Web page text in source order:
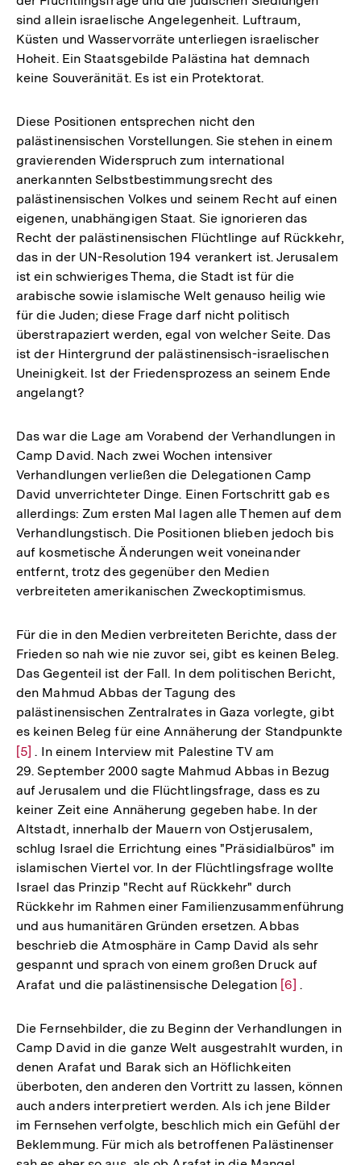
sind allein israelische Angelegenheit. Luftraum,
Küsten und Wasservorräte unterliegen israelischer
Hoheit. Ein Staatsgebilde Palästina hat demnach
keine Souveränität. Es ist ein Protektorat.
Diese Positionen entsprechen nicht den
palästinensischen Vorstellungen. Sie stehen in einem
gravierenden Widerspruch zum international
anerkannten Selbstbestimmungsrecht des
palästinensischen Volkes und seinem Recht auf einen
eigenen, unabhängigen Staat. Sie ignorieren das
Recht der palästinensischen Flüchtlinge auf Rückkehr,
das in der UN-Resolution 194 verankert ist. Jerusalem
ist ein schwieriges Thema, die Stadt ist für die
arabische sowie islamische Welt genauso heilig wie
für die Juden; diese Frage darf nicht politisch
überstrapaziert werden, egal von welcher Seite. Das
ist der Hintergrund der palästinensisch-israelischen
Uneinigkeit. Ist der Friedensprozess an seinem Ende
angelangt?
Das war die Lage am Vorabend der Verhandlungen in
Camp David. Nach zwei Wochen intensiver
Verhandlungen verließen die Delegationen Camp
David unverrichteter Dinge. Einen Fortschritt gab es
allerdings: Zum ersten Mal lagen alle Themen auf dem
Verhandlungstisch. Die Positionen blieben jedoch bis
auf kosmetische Änderungen weit voneinander
entfernt, trotz des gegenüber den Medien
verbreiteten amerikanischen Zweckoptimismus.
Für die in den Medien verbreiteten Berichte, dass der
Frieden so nah wie nie zuvor sei, gibt es keinen Beleg.
Das Gegenteil ist der Fall. In dem politischen Bericht,
den Mahmud Abbas der Tagung des
palästinensischen Zentralrates in Gaza vorlegte, gibt
es keinen Beleg für eine Annäherung der Standpunkte
Zur
Auflösung
der
Fußnote
[5] . In einem Interview mit Palestine TV am
29. September 2000 sagte Mahmud Abbas in Bezug
auf Jerusalem und die Flüchtlingsfrage, dass es zu
keiner Zeit eine Annäherung gegeben habe. In der
Altstadt, innerhalb der Mauern von Ostjerusalem,
schlug Israel die Errichtung eines "Präsidialbüros" im
islamischen Viertel vor. In der Flüchtlingsfrage wollte
Israel das Prinzip "Recht auf Rückkehr" durch
Rückkehr im Rahmen einer Familienzusammenführung
und aus humanitären Gründen ersetzen. Abbas
beschrieb die Atmosphäre in Camp David als sehr
gespannt und sprach von einem großen Druck auf
Arafat und die palästinensische Delegation Zur
der
Fußnote
[6] .
Die Fernsehbilder, die zu Beginn der Verhandlungen in
Camp David in die ganze Welt ausgestrahlt wurden, in
denen Arafat und Barak sich an Höflichkeiten
überboten, den anderen den Vortritt zu lassen, können
auch anders interpretiert werden. Als ich jene Bilder
im Fernsehen verfolgte, beschlich mich ein Gefühl der
Beklemmung. Für mich als betroffenen Palästinenser